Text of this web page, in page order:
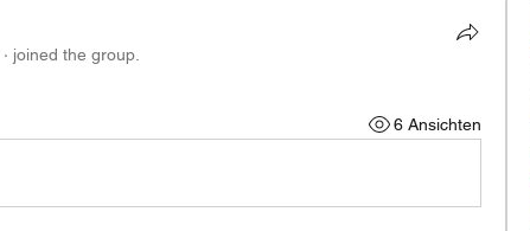
· joined the group.
6 Ansichten